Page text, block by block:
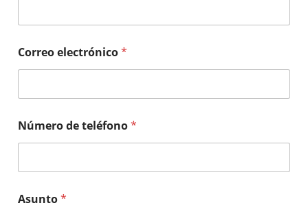
Correo electrónico*
Número de teléfono*
Asunto*